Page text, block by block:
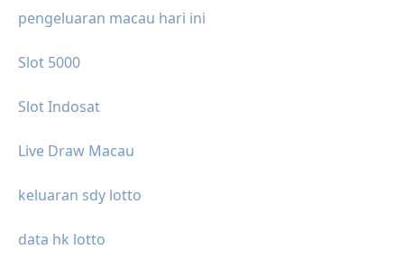
pengeluaran macau hari ini
Slot 5000
Slot Indosat
Live Draw Macau
keluaran sdy lotto
data hk lotto